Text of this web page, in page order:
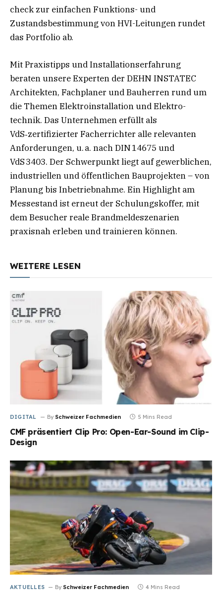
check zur einfachen Funktions- und
Zustandsbestimmung von HVI-Leitungen rundet
das Portfolio ab.
Mit Praxistipps und Installationserfahrung
beraten unsere Experten der DEHN INSTATEC
Architekten, Fachplaner und Bauherren rund um
die Themen Elektroinstallation und Elektro-
technik. Das Unternehmen erfüllt als
VdS‑zertifizierter Facherrichter alle relevanten
Anforderungen, u. a. nach DIN 14675 und
VdS 3403. Der Schwerpunkt liegt auf gewerblichen,
industriellen und öffentlichen Bauprojekten – von
Planung bis Inbetriebnahme. Ein Highlight am
Messestand ist erneut der Schulungskoffer, mit
dem Besucher reale Brandmeldeszenarien
praxisnah erleben und trainieren können.
WEITERE LESEN
DIGITAL By Schweizer Fachmedien 5 Mins Read
CMF präsentiert Clip Pro: Open-Ear-Sound im Clip-
Design
AKTUELLES By Schweizer Fachmedien 4 Mins Read